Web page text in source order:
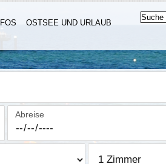
OSTSEE UND URLAUB
Abreise